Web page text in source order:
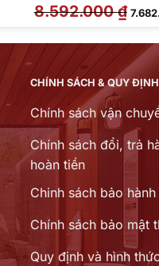
8.592.000₫ Giá
gốc
là:
CHÍNH SÁCH & QUY ĐỊNH
Chính sách vận
Chính sách đổi, trả
hoàn tiền
Chinh sách bảo hành
Chính sách bảo mật
Quy định và hình